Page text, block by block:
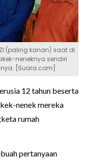
(paling kanan) saat di
neneknya sendiri
[Suara.com]
12 tahun beserta
nenek mereka
rumah
pertanyaan